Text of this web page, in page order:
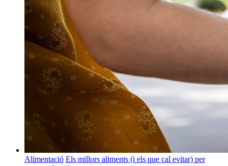
Alimentació Els millors aliments (i els que cal evitar) per